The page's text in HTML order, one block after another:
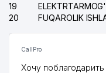
19
20
CallPro
Хочу